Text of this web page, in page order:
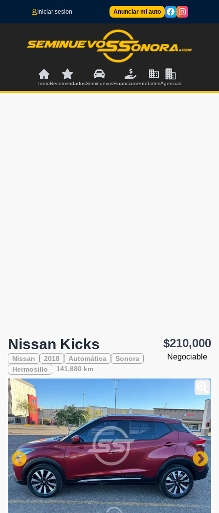
Iniciar sesion Anunciar mi auto
InicioRecomendadosSeminuevosFinanciamientoLotesAgencias
Nissan Kicks
Nissan 2018 Automática
Sonora
Hermosillo
141,680 km
$210,000
Negociable